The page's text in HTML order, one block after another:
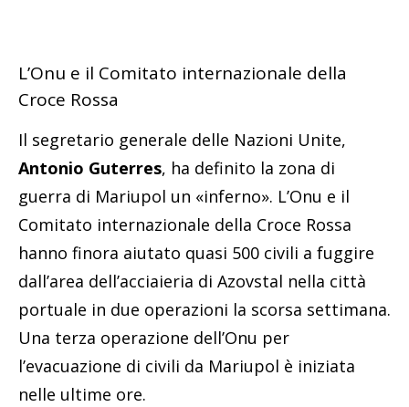
L’Onu e il Comitato internazionale della
Croce Rossa
Il segretario generale delle Nazioni Unite,
Antonio Guterres, ha definito la zona di
guerra di Mariupol un «inferno». L’Onu e il
Comitato internazionale della Croce Rossa
hanno finora aiutato quasi 500 civili a fuggire
dall’area dell’acciaieria di Azovstal nella città
portuale in due operazioni la scorsa settimana.
Una terza operazione dell’Onu per
l’evacuazione di civili da Mariupol è iniziata
nelle ultime ore.